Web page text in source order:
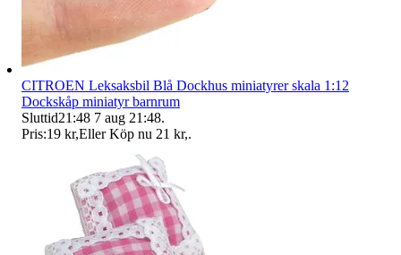
CITROEN Leksaksbil Blå Dockhus miniatyrer skala 1:12
Dockskåp miniatyr barnrum
Sluttid21:48 7 aug 21:48.
Pris:19 kr,Eller Köp nu 21 kr,.